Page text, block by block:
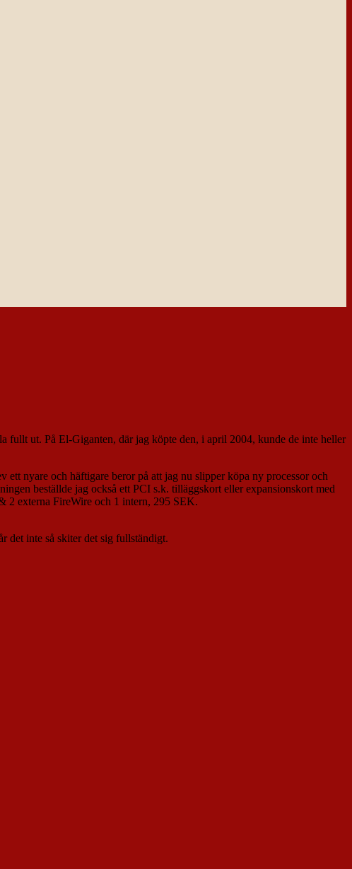
ut. På El-Giganten, där jag köpte den, i april 2004, kunde de inte heller
nyare och häftigare beror på att jag nu slipper köpa ny processor och
beställde jag också ett PCI s.k. tilläggskort eller expansionskort med
externa FireWire och 1 intern, 295 SEK.
det inte så skiter det sig fullständigt.